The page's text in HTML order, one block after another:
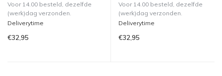
Voor 14.00 besteld, dezelfde
(werk)dag verzonden.
Deliverytime
€32,95
Voor 14.00 besteld, dezelfde
(werk)dag verzonden.
Deliverytime
€32,95